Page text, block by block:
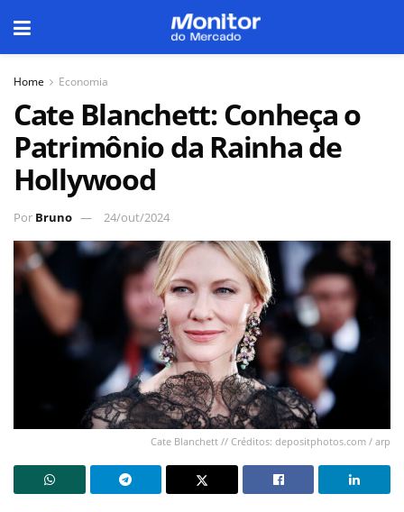
Home Economia
Cate Blanchett: Conheça o
Patrimônio da Rainha de
Hollywood
Por Bruno 24/out/2024
Cate Blanchett // Créditos: depositphotos.com / arp